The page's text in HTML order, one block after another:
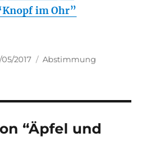
im Ohr”
2017 Categories
Abstimmung
“Äpfel und